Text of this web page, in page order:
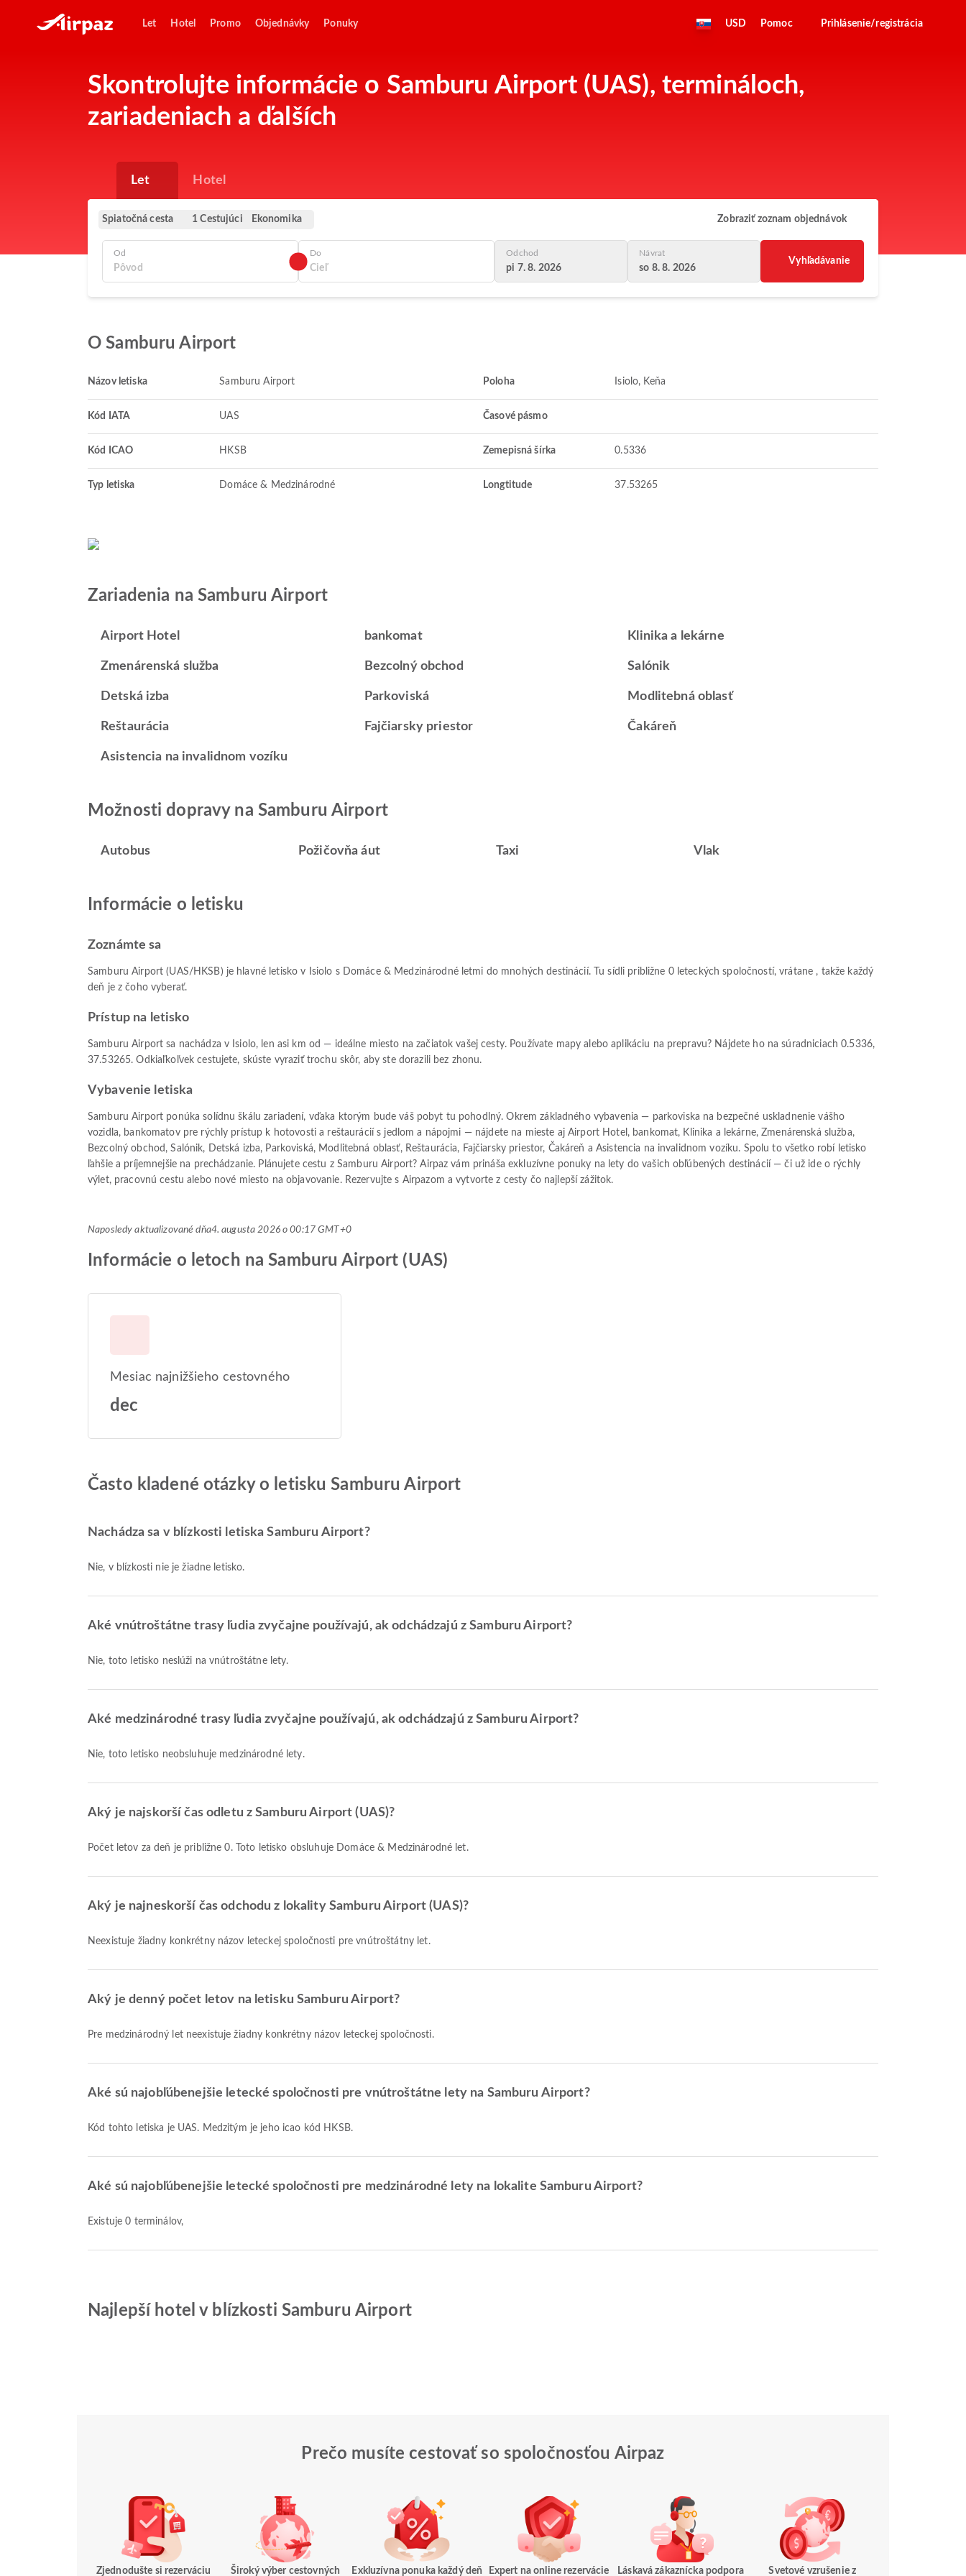
Let Hotel Promo Objednávky Ponuky USD Pomoc Prihlásenie/registrácia
Skontrolujte informácie o Samburu Airport (UAS), termináloch,
zariadeniach a ďalších
Let Hotel
Spiatočná cesta 1 Cestujúci Ekonomika Zobraziť zoznam objednávok
Od Do Odchod
pi 7. 8. 2026
Návrat
so 8. 8. 2026
Vyhľadávanie
O Samburu Airport
Názov letiska Samburu Airport
Kód IATA UAS
Kód ICAO HKSB
Typ letiska Domáce & Medzinárodné
Poloha Isiolo, Keňa
Časové pásmo
Zemepisná šírka 0.5336
Longtitude 37.53265
Zariadenia na Samburu Airport
Airport Hotel bankomat Klinika a lekárne
Zmenárenská služba Bezcolný obchod Salónik
Detská izba Parkoviská Modlitebná oblasť
Reštaurácia Fajčiarsky priestor Čakáreň
Asistencia na invalidnom vozíku
Možnosti dopravy na Samburu Airport
Autobus Požičovňa áut Taxi Vlak
Informácie o letisku
Zoznámte sa
Samburu Airport (UAS/HKSB) je hlavné letisko v Isiolo s Domáce & Medzinárodné letmi do mnohých destinácií. Tu sídli približne 0 leteckých spoločností, vrátane , takže každý
deň je z čoho vyberať.
Prístup na letisko
Samburu Airport sa nachádza v Isiolo, len asi km od — ideálne miesto na začiatok vašej cesty. Používate mapy alebo aplikáciu na prepravu? Nájdete ho na súradniciach 0.5336,
37.53265. Odkiaľkoľvek cestujete, skúste vyraziť trochu skôr, aby ste dorazili bez zhonu.
Vybavenie letiska
Samburu Airport ponúka solídnu škálu zariadení, vďaka ktorým bude váš pobyt tu pohodlný. Okrem základného vybavenia — parkoviska na bezpečné uskladnenie vášho
vozidla, bankomatov pre rýchly prístup k hotovosti a reštaurácií s jedlom a nápojmi — nájdete na mieste aj Airport Hotel, bankomat, Klinika a lekárne, Zmenárenská služba,
Bezcolný obchod, Salónik, Detská izba, Parkoviská, Modlitebná oblasť, Reštaurácia, Fajčiarsky priestor, Čakáreň a Asistencia na invalidnom vozíku. Spolu to všetko robí letisko
ľahšie a príjemnejšie na prechádzanie. Plánujete cestu z Samburu Airport? Airpaz vám prináša exkluzívne ponuky na lety do vašich obľúbených destinácií — či už ide o rýchly
výlet, pracovnú cestu alebo nové miesto na objavovanie. Rezervujte s Airpazom a vytvorte z cesty čo najlepší zážitok.
Naposledy aktualizované dňa4. augusta 2026 o 00:17 GMT+0
Informácie o letoch na Samburu Airport (UAS)
Mesiac najnižšieho cestovného
dec
Často kladené otázky o letisku Samburu Airport
Nachádza sa v blízkosti letiska Samburu Airport?
Nie, v blízkosti nie je žiadne letisko.
Aké vnútroštátne trasy ľudia zvyčajne používajú, ak odchádzajú z Samburu Airport?
Nie, toto letisko neslúži na vnútroštátne lety.
Aké medzinárodné trasy ľudia zvyčajne používajú, ak odchádzajú z Samburu Airport?
Nie, toto letisko neobsluhuje medzinárodné lety.
Aký je najskorší čas odletu z Samburu Airport (UAS)?
Počet letov za deň je približne 0. Toto letisko obsluhuje Domáce & Medzinárodné let.
Aký je najneskorší čas odchodu z lokality Samburu Airport (UAS)?
Neexistuje žiadny konkrétny názov leteckej spoločnosti pre vnútroštátny let.
Aký je denný počet letov na letisku Samburu Airport?
Pre medzinárodný let neexistuje žiadny konkrétny názov leteckej spoločnosti.
Aké sú najobľúbenejšie letecké spoločnosti pre vnútroštátne lety na Samburu Airport?
Kód tohto letiska je UAS. Medzitým je jeho icao kód HKSB.
Aké sú najobľúbenejšie letecké spoločnosti pre medzinárodné lety na lokalite Samburu Airport?
Existuje 0 terminálov,
Najlepší hotel v blízkosti Samburu Airport
Prečo musíte cestovať so spoločnosťou Airpaz
Zjednodušte si rezerváciu Široký výber cestovných Exkluzívna ponuka každý deň Expert na online rezervácie Láskavá zákaznícka podpora Svetové vzrušenie z